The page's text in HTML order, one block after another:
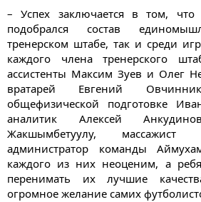
– Успех заключается в том,
подобрался состав
тренерском штабе, так и среди
каждого члена тренерского
ассистенты Максим Зуев и Олег
вратарей Евгений
общефизической подготовке
аналитик Алексей
Жакшымбетуулу, массажист
администратор команды
каждого из них неоценим, а
перенимать их лучшие
огромное желание самих